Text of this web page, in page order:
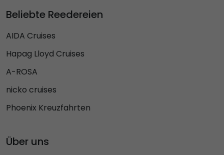
Beliebte Reedereien
AIDA Cruises
Hapag Lloyd Cruises
A-ROSA
nicko cruises
Phoenix Kreuzfahrten
Über uns